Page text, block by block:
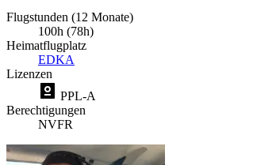
Flugstunden (12 Monate)
100h (78h)
Heimatflugplatz
EDKA
Lizenzen
PPL-A
Berechtigungen
NVFR